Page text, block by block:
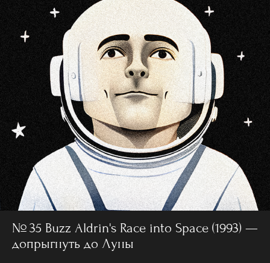
№ 35 Buzz Aldrin's Race into Space (1993) —
допрыгнуть до Луны